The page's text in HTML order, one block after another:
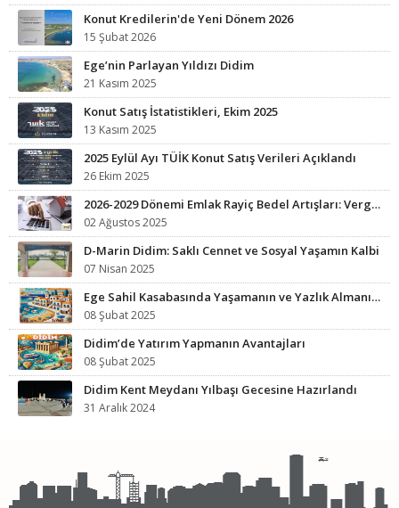
Konut Kredilerin'de Yeni Dönem 2026
15 Şubat 2026
Ege’nin Parlayan Yıldızı Didim
21 Kasım 2025
Konut Satış İstatistikleri, Ekim 2025
13 Kasım 2025
2025 Eylül Ayı TÜİK Konut Satış Verileri Açıklandı
26 Ekim 2025
2026-2029 Dönemi Emlak Rayiç Bedel Artışları: Vergi Yükünüz Artabilir
02 Ağustos 2025
D-Marin Didim: Saklı Cennet ve Sosyal Yaşamın Kalbi
07 Nisan 2025
Ege Sahil Kasabasında Yaşamanın ve Yazlık Almanın Avantajları
08 Şubat 2025
Didim’de Yatırım Yapmanın Avantajları
08 Şubat 2025
Didim Kent Meydanı Yılbaşı Gecesine Hazırlandı
31 Aralık 2024